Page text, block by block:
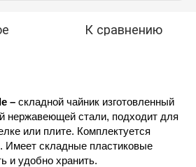
К сравнению
– складной чайник изготовленный
нержавеющей стали, подходит для
или плите. Комплектуется
Имеет складные пластиковые
и удобно хранить.